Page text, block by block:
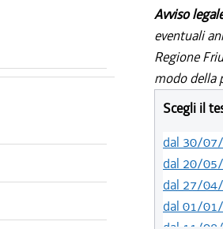
Avviso
eventuali
Regione
modo della
Scegli il
dal 30/
dal 20/
dal 27/
dal 01/